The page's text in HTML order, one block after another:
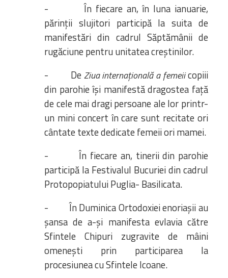
- În fiecare an, în luna ianuarie,
părinții slujitori participă la suita de
manifestări din cadrul Săptămânii de
rugăciune pentru unitatea creștinilor.
- DeZiua internațională a femeiicopiii
din parohie își manifestă dragostea față
de cele mai dragi persoane ale lor printr-
un mini concert în care sunt recitate ori
cântate texte dedicate femeii ori mamei.
- În fiecare an, tinerii din parohie
participă la Festivalul Bucuriei din cadrul
Protopopiatului Puglia- Basilicata.
- În Duminica Ortodoxiei enoriașii au
șansa de a-și manifesta evlavia către
Sfintele Chipuri zugravite de mâini
omenești prin participarea la
procesiunea cu Sfintele Icoane.